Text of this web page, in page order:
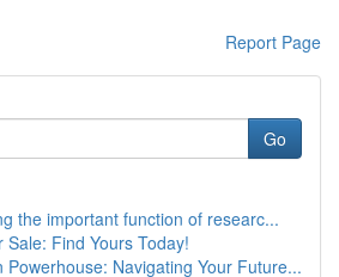
Report Page
Go
the important function of researc...
Sale: Find Yours Today!
Powerhouse: Navigating Your Future...